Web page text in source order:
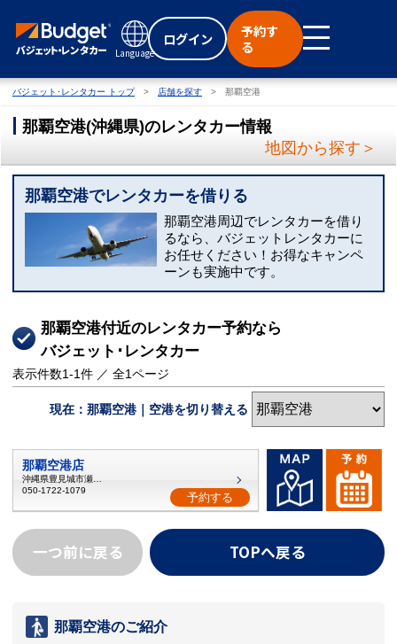
Language
ログイン
予約す
る
バジェット･レンタカー トップ 店舗を探す 那覇空港
那覇空港(沖縄県)のレンタカー情報
地図から探す＞
那覇空港でレンタカーを借りる
那覇空港周辺でレンタカーを借り
るなら、バジェットレンタカーに
お任せください！お得なキャンペ
ーンも実施中です。
那覇空港付近のレンタカー予約なら
バジェット･レンタカー
表示件数1-1件 ／ 全1ページ
現在：那覇空港｜空港を切り替える
那覇空港店
050-1722-1079
予約する
一つ前に戻る TOPへ戻る
那覇空港のご紹介